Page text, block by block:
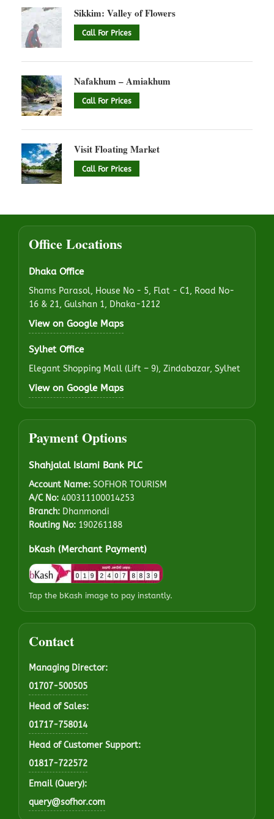
Sikkim: Valley of Flowers
Call For Prices
Nafakhum – Amiakhum
Call For Prices
Visit Floating Market
Call For Prices
Office Locations
Dhaka Office
Shams Parasol, House No - 5, Flat - C1, Road No-
16 & 21, Gulshan 1, Dhaka-1212
View on Google Maps
Sylhet Office
Elegant Shopping Mall (Lift – 9), Zindabazar, Sylhet
View on Google Maps
Payment Options
Shahjalal Islami Bank PLC
Account Name: SOFHOR TOURISM
A/C No: 400311100014253
Branch: Dhanmondi
Routing No: 190261188
bKash (Merchant Payment)
Tap the bKash image to pay instantly.
Contact
Managing Director:
01707-500505
Head of Sales:
01717-758014
Head of Customer Support:
01817-722572
Email (Query):
query@sofhor.com